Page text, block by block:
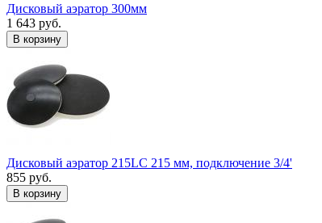
Дисковый аэратор 300мм
1 643 руб.
В корзину
Дисковый аэратор 215LC 215 мм, подключение 3/4'
855 руб.
В корзину